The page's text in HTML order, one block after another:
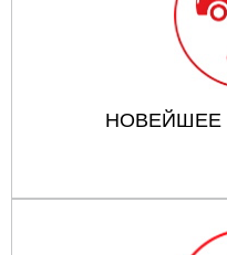
НОВЕЙШЕЕ